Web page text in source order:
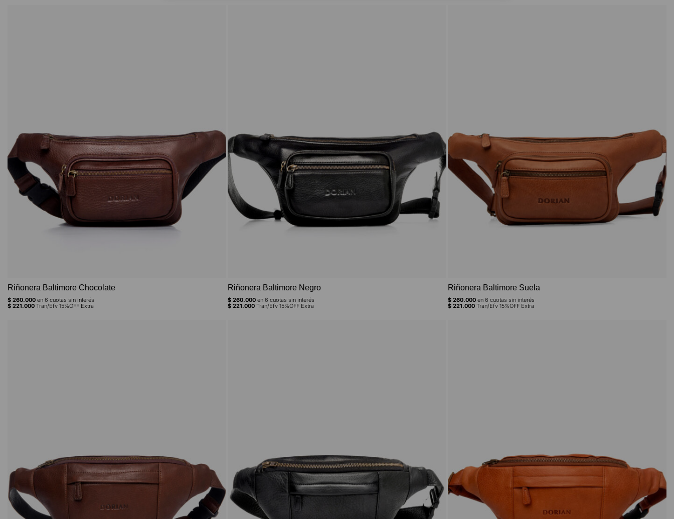
Riñonera Baltimore Chocolate
$ 260.000 en 6 cuotas sin interés
$ 221.000 Tran/Efv 15%OFF Extra
Riñonera Baltimore Negro
$ 260.000 en 6 cuotas sin interés
$ 221.000 Tran/Efv 15%OFF Extra
Riñonera Baltimore Suela
$ 260.000 en 6 cuotas sin interés
$ 221.000 Tran/Efv 15%OFF Extra